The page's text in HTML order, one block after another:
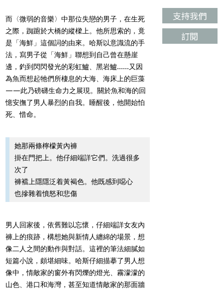
而〈微弱的音樂〉中那位失戀的男子，在生死
之際，踟躕於大橋的縱樑上。他所思索的，竟
是「海鮮」這個詞的由來。哈斯以意識流的手
法，寫男子從「海鮮」聯想到自己曾在懸崖
邊，釣到閃閃發光的彩虹鱸、黑岩鱸......又因
為魚而想起牠們所棲息的大海、海床上的巨藻
——此乃磅礴生命力之展現。關於魚和海的回
憶安撫了男人暴烈的自我。睡醒後，他開始怕
死、惜命。
她那兩條檸檬黃內褲
掛在門把上。他仔細端詳它們。洗過很多
次了
褲襠上隱隱泛着黃褐色。他既感到噁心
也摻雜着憤怒和悲傷
男人回家後，依舊難以忘懷，仔細端詳女友內
褲上的痕跡，構想她與新情人纏綿的場景，想
像二人之間的動作與對話。這裡的筆法細膩如
短篇小說，頗堪細味。哈斯仔細描摹了男人想
像中，情敵家的窗外有閃爍的燈光、霧濛濛的
山色、港口和海灣，甚至知道情敵家的那面牆
支持我們
訂閱